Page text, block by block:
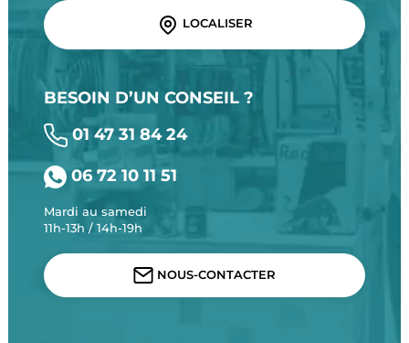
LOCALISER
BESOIN D’UN CONSEIL ?
01 47 31 84 24
06 72 10 11 51
Mardi au samedi
11h-13h / 14h-19h
NOUS-CONTACTER